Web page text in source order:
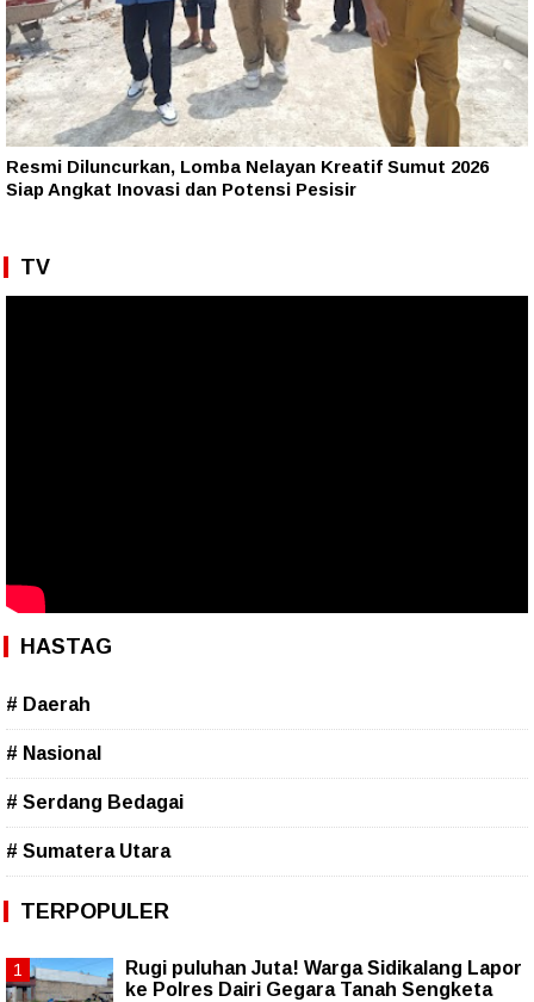
Resmi Diluncurkan, Lomba Nelayan Kreatif Sumut 2026
Siap Angkat Inovasi dan Potensi Pesisir
TV
HASTAG
# Daerah
# Nasional
# Serdang Bedagai
# Sumatera Utara
TERPOPULER
Rugi puluhan Juta! Warga Sidikalang Lapor
ke Polres Dairi Gegara Tanah Sengketa